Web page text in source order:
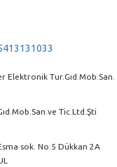
Elektronik
sok. No:5 Dükkan 2A
İSTANBUL